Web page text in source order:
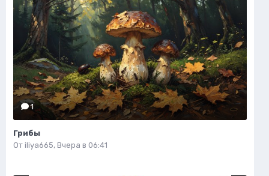
1
Грибы
От iliya665, Вчера в 06:41